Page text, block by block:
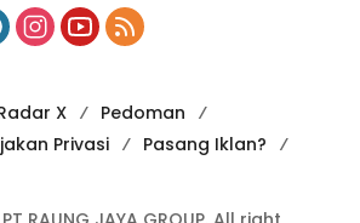
X
Pedoman
Privasi
Pasang Iklan?